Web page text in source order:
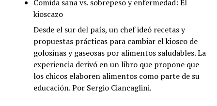
Comida sana vs. sobrepeso y enfermedad: El
kioscazo
Desde el sur del país, un chef ideó recetas y
propuestas prácticas para cambiar el kiosco de
golosinas y gaseosas por alimentos saludables. La
experiencia derivó en un libro que propone que
los chicos elaboren alimentos como parte de su
educación. Por Sergio Ciancaglini.